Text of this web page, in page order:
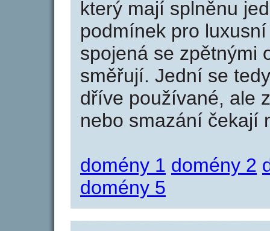
který mají splněnu
podmínek pro
spojená se zpětnými
směřují. Jední se
dříve používané, ale
nebo smazání čekají
domény 1 domény 2
domény 5